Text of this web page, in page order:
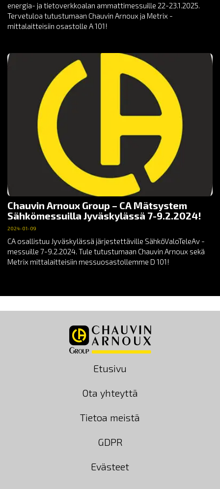
energia- ja tietoverkkoalan ammattimessuille 22-23.1.2025.
Tervetuloa tutustumaan Chauvin Arnoux ja Metrix -
mittalaitteisiin osastolle A 101!
Chauvin Arnoux Group – CA Mätsystem
Sähkömessuilla Jyväskylässä 7-9.2.2024!
2024-01-09
CA osallistuu Jyväskylässä järjestettäville SähköValoTeleAv -
messuille 7-9.2.2024. Tule tutustumaan Chauvin Arnoux sekä
Metrix mittalaitteisiin messuosastollemme D 101!
Etusivu
Ota yhteyttä
Tietoa meistä
GDPR
Evästeet